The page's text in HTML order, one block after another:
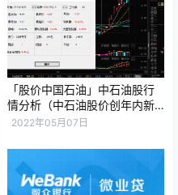
「股价中国石油」中石油股行
情分析（中石油股价创年内新
高意味什么）
2022年05月07日